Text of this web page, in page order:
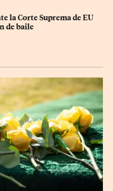
la Corte Suprema de EU
de baile